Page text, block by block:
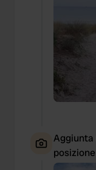
Aggiunta
posizione